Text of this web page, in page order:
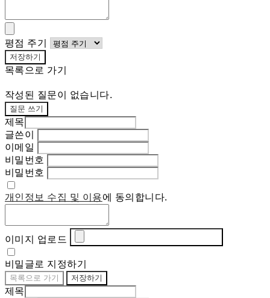
평점 주기
저장하기
목록으로 가기
작성된 질문이 없습니다.
질문 쓰기
제목
글쓴이
이메일
비밀번호
비밀번호
개인정보 수집 및 이용에 동의합니다.
이미지 업로드
비밀글로 지정하기
목록으로 가기 저장하기
제목